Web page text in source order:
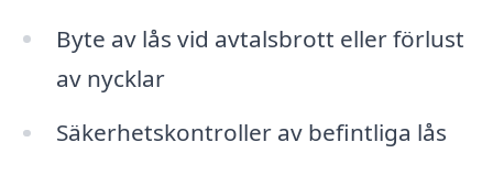
Byte av lås vid avtalsbrott eller förlust
av nycklar
Säkerhetskontroller av befintliga lås